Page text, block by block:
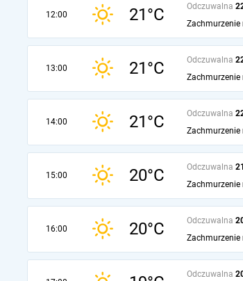
12:00 21°C Odczuwalna
Zachmurzenie
13:00 21°C Odczuwalna
Zachmurzenie
14:00 21°C Odczuwalna
Zachmurzenie
15:00 20°C Odczuwalna
Zachmurzenie
16:00 20°C Odczuwalna
Zachmurzenie
Odczuwalna